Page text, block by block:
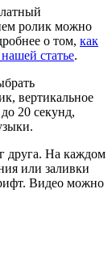
ролик можно
о том, как
статье.
вертикальное
20 секунд,
друга. На каждом
или заливки
Видео можно